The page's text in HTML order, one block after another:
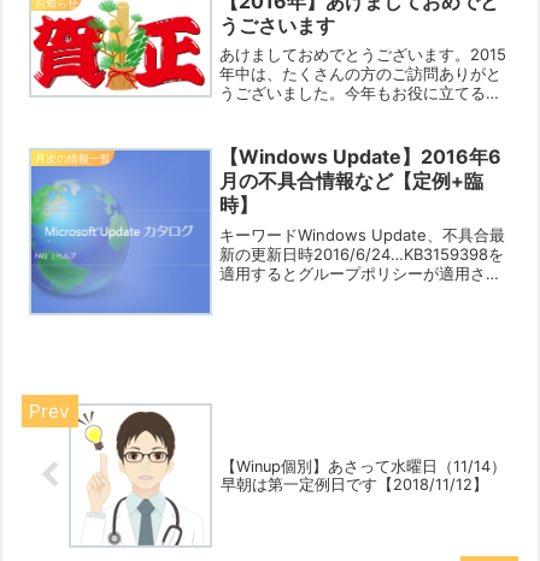
お知らせ
うごさいます
あけましておめでとうございます。2015
年中は、たくさんの方のご訪問ありがと
うございました。今年もお役に立てる記
お願いいたします。2016年元旦ジャミラ
1
月次の情報一覧
【Windows Update】2016年6
月の不具合情報など【定例+臨
時】
キーワードWindows Update、不具合最
新の更新日時2016/6/24…KB3159398を
適用するとグループポリシーが適用され
【Winup個別】あさって水曜日（11/14）
早朝は第一定例日です【2018/11/12】